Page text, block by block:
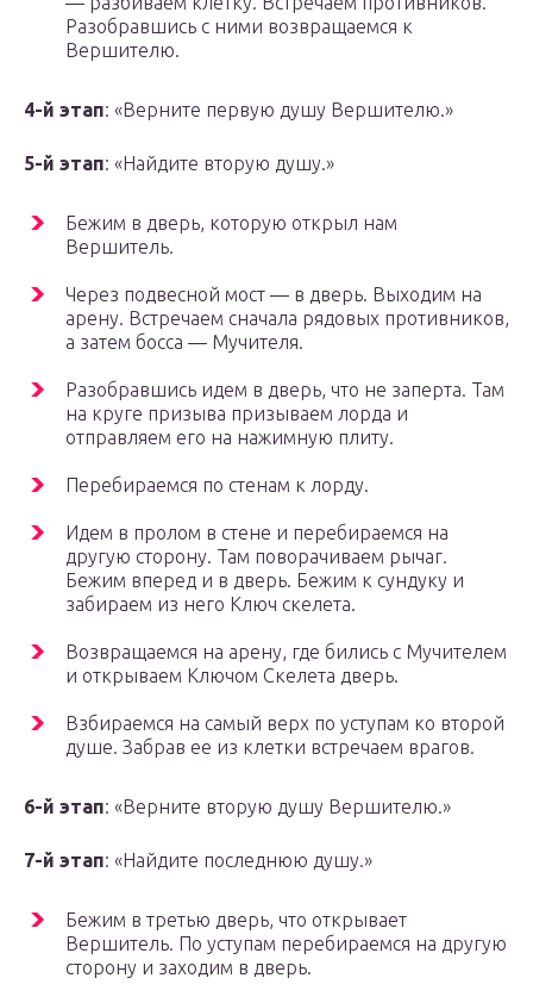
Разобравшись с ними возвращаемся к
Вершителю.
4-й этап: «Верните первую душу Вершителю.»
5-й этап: «Найдите вторую душу.»
Бежим в дверь, которую открыл нам
Вершитель.
Через подвесной мост — в дверь. Выходим на
арену. Встречаем сначала рядовых противников,
а затем босса — Мучителя.
Разобравшись идем в дверь, что не заперта. Там
на круге призыва призываем лорда и
отправляем его на нажимную плиту.
Перебираемся по стенам к лорду.
Идем в пролом в стене и перебираемся на
другую сторону. Там поворачиваем рычаг.
Бежим вперед и в дверь. Бежим к сундуку и
забираем из него Ключ скелета.
Возвращаемся на арену, где бились с Мучителем
и открываем Ключом Скелета дверь.
Взбираемся на самый верх по уступам ко второй
душе. Забрав ее из клетки встречаем врагов.
6-й этап: «Верните вторую душу Вершителю.»
7-й этап: «Найдите последнюю душу.»
Бежим в третью дверь, что открывает
Вершитель. По уступам перебираемся на другую
сторону и заходим в дверь.